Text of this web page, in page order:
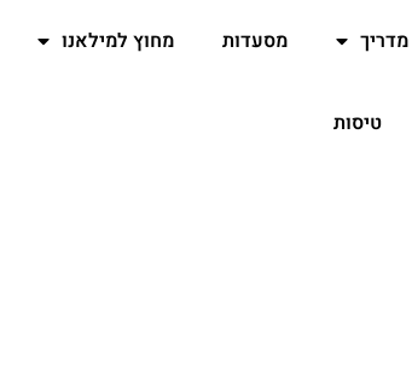
מדריך מסעדות מחוץ למילאנו
טיסות